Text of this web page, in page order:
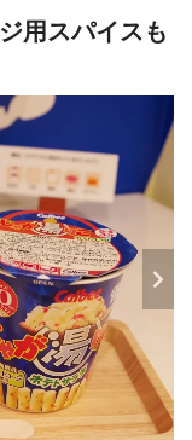
用スパイスも